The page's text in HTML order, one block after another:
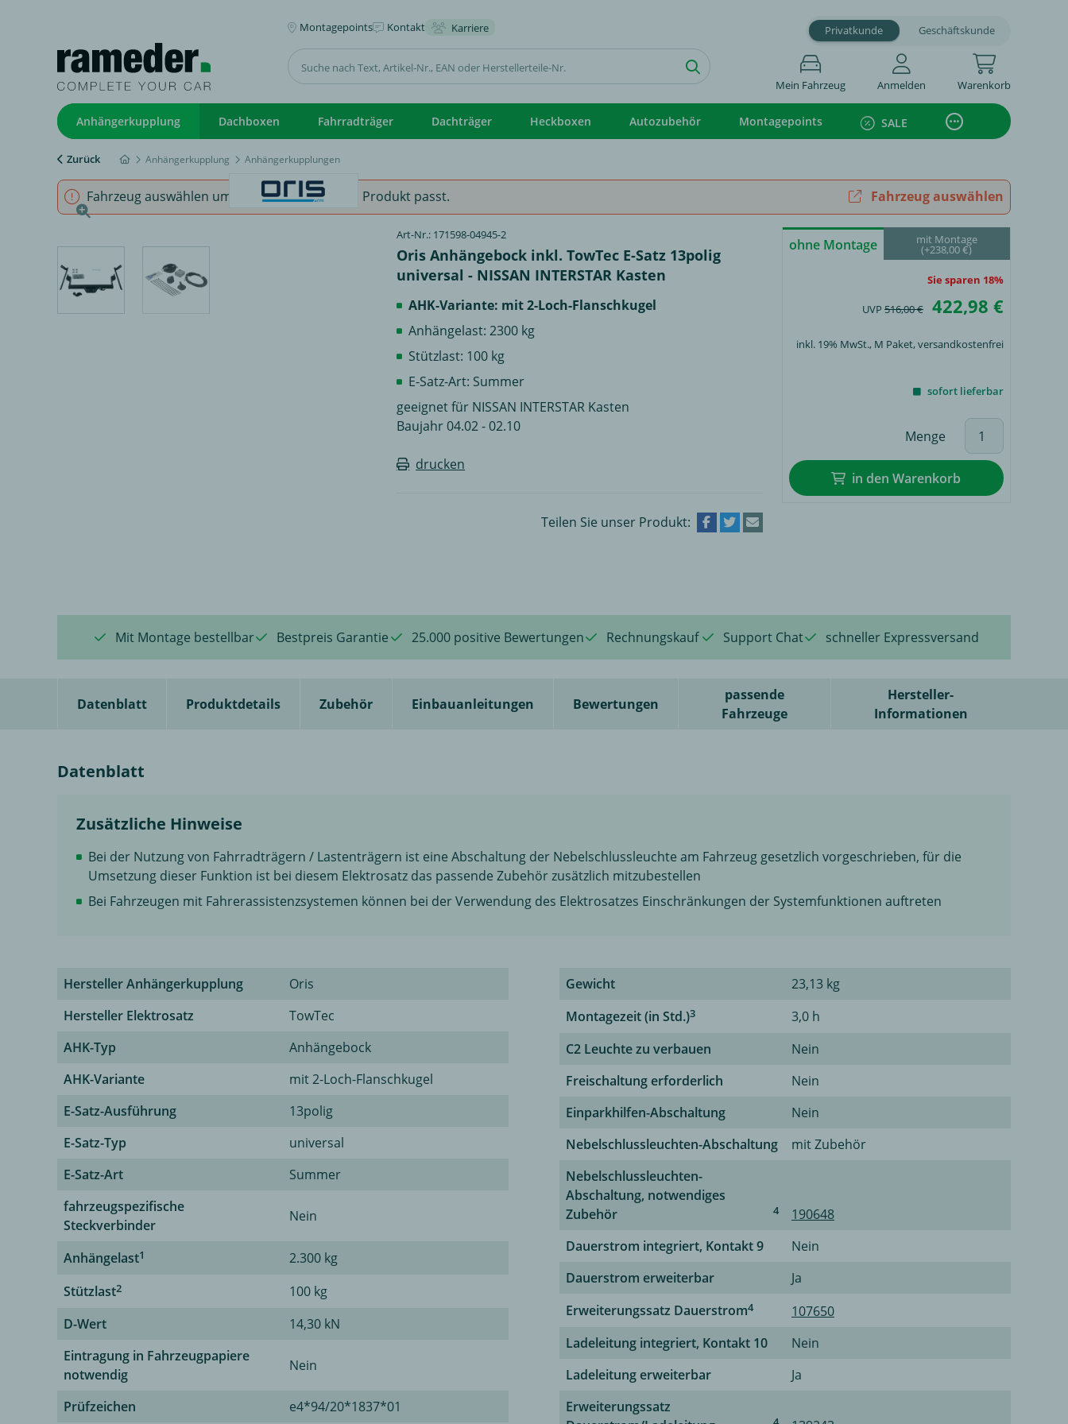
Montagepoints Kontakt Karriere Privatkunde Geschäftskunde
Mein Fahrzeug Anmelden Warenkorb
Anhängerkupplung Dachboxen Fahrradträger Dachträger Heckboxen Autozubehör Montagepoints SALE
Zurück Anhängerkupplung Anhängerkupplungen
Fahrzeug auswählen um sicherzustellen, dass Produkt passt. Fahrzeug auswählen
Art-Nr.: 171598-04945-2
Oris Anhängebock inkl. TowTec E-Satz 13polig
universal - NISSAN INTERSTAR Kasten
AHK-Variante: mit 2-Loch-Flanschkugel
Anhängelast: 2300 kg
Stützlast: 100 kg
E-Satz-Art: Summer
geeignet für NISSAN INTERSTAR Kasten
Baujahr 04.02 - 02.10
drucken
Teilen Sie unser Produkt:
ohne Montage mit Montage
(+238,00 €)
Sie sparen 18%
UVP 516,00 € 422,98 €
inkl. 19% MwSt., M Paket, versandkostenfrei
sofort lieferbar
Menge
in den Warenkorb
Mit Montage bestellbar Bestpreis Garantie 25.000 positive Bewertungen Rechnungskauf Support Chat schneller Expressversand
Datenblatt Produktdetails Zubehör Einbauanleitungen Bewertungen
passende
Fahrzeuge
Hersteller-
Informationen
Datenblatt
Zusätzliche Hinweise
Bei der Nutzung von Fahrradträgern / Lastenträgern ist eine Abschaltung der Nebelschlussleuchte am Fahrzeug gesetzlich vorgeschrieben, für die
Umsetzung dieser Funktion ist bei diesem Elektrosatz das passende Zubehör zusätzlich mitzubestellen
Bei Fahrzeugen mit Fahrerassistenzsystemen können bei der Verwendung des Elektrosatzes Einschränkungen der Systemfunktionen auftreten
Hersteller Anhängerkupplung
Oris
Hersteller Elektrosatz
TowTec
AHK-Typ
Anhängebock
AHK-Variante
mit 2-Loch-Flanschkugel
E-Satz-Ausführung
13polig
E-Satz-Typ
universal
E-Satz-Art
Summer
fahrzeugspezifische
Steckverbinder
Nein
Anhängelast1
2.300 kg
Stützlast2
100 kg
D-Wert
14,30 kN
Eintragung in Fahrzeugpapiere
notwendig
Nein
Prüfzeichen
e4*94/20*1837*01
Gewicht
23,13 kg
Montagezeit (in Std.)3
3,0 h
C2 Leuchte zu verbauen
Nein
Freischaltung erforderlich
Nein
Einparkhilfen-Abschaltung
Nein
Nebelschlussleuchten-Abschaltung
mit Zubehör
Nebelschlussleuchten-
Abschaltung, notwendiges
Zubehör
4
190648
Dauerstrom integriert, Kontakt 9
Nein
Dauerstrom erweiterbar
Ja
Erweiterungssatz Dauerstrom4
107650
Ladeleitung integriert, Kontakt 10
Nein
Ladeleitung erweiterbar
Ja
Erweiterungssatz